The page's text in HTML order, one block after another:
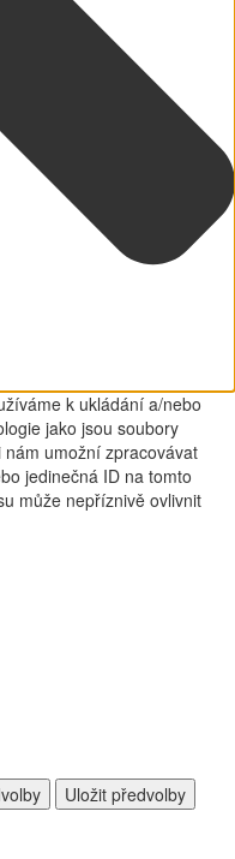
k ukládání a/nebo
jako jsou soubory
umožní zpracovávat
jedinečná ID na tomto
může nepříznivě ovlivnit
Uložit předvolby